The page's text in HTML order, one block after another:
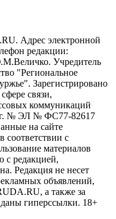
Адрес электронной
редакции:
Учредитель
"Региональное
Зарегистрировано
связи,
коммуникаций
№ ЭЛ № ФС77-82617
на сайте
с
материалов
с редакцией,
Редакция не несет
объявлений,
а также за
гиперссылки. 18+